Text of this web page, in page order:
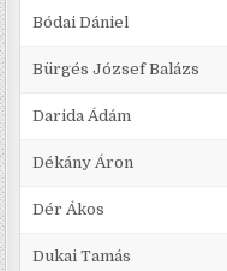
Bódai Dániel
Bürgés József Balázs
Darida Ádám
Dékány Áron
Dér Ákos
Dukai Tamás